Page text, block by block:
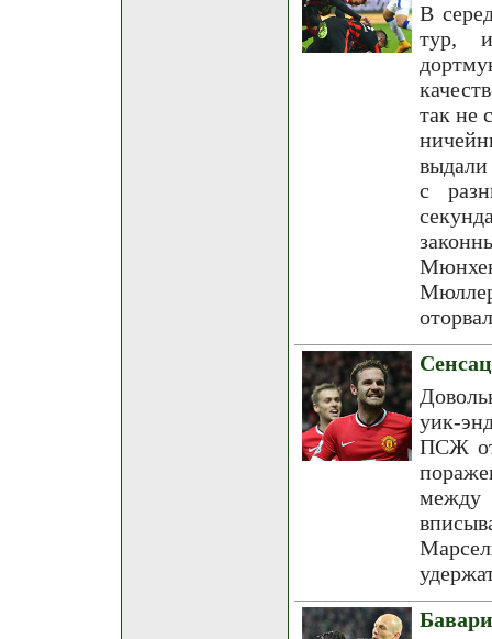
В
тур,
так не
с
уик-
ПСЖ от
между